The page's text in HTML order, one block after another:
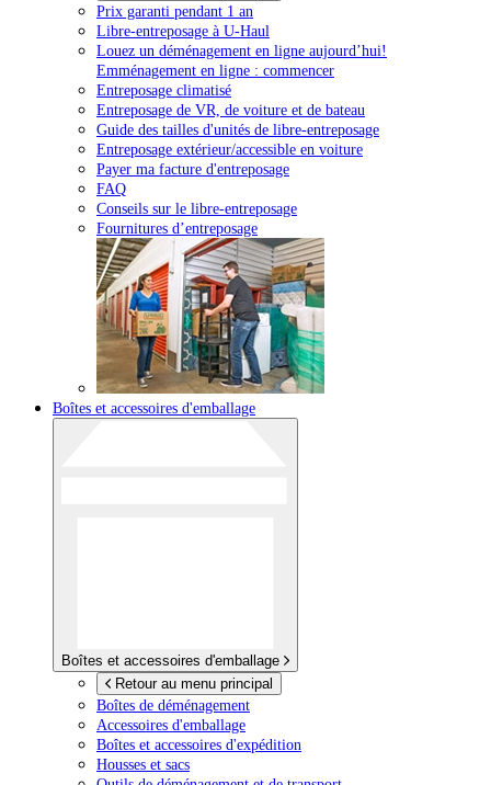
Prix garanti pendant 1 an
Libre-entreposage à U-Haul
Louez un déménagement en ligne aujourd’hui!
Emménagement en ligne : commencer
Entreposage climatisé
Entreposage de VR, de voiture et de bateau
Guide des tailles d'unités de libre-entreposage
Entreposage extérieur/accessible en voiture
Payer ma facture d'entreposage
FAQ
Conseils sur le libre-entreposage
Fournitures d’entreposage
Boîtes et accessoires d'emballage
Boîtes et accessoires d'emballage
Retour au menu principal
Boîtes de déménagement
Accessoires d'emballage
Boîtes et accessoires d'expédition
Housses et sacs